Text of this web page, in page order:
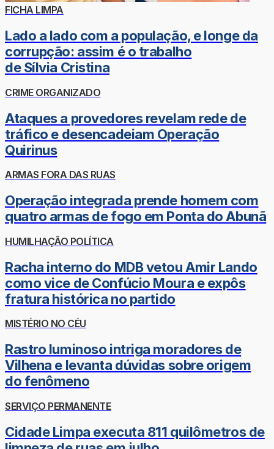
FICHA LIMPA
Lado a lado com a população, e longe da
corrupção: assim é o trabalho
de Sílvia Cristina
CRIME ORGANIZADO
Ataques a provedores revelam rede de
tráfico e desencadeiam Operação
Quirinus
ARMAS FORA DAS RUAS
Operação integrada prende homem com
quatro armas de fogo em Ponta do Abunã
HUMILHAÇÃO POLÍTICA
Racha interno do MDB vetou Amir Lando
como vice de Confúcio Moura e expôs
fratura histórica no partido
MISTÉRIO NO CÉU
Rastro luminoso intriga moradores de
Vilhena e levanta dúvidas sobre origem
do fenômeno
SERVIÇO PERMANENTE
Cidade Limpa executa 811 quilômetros de